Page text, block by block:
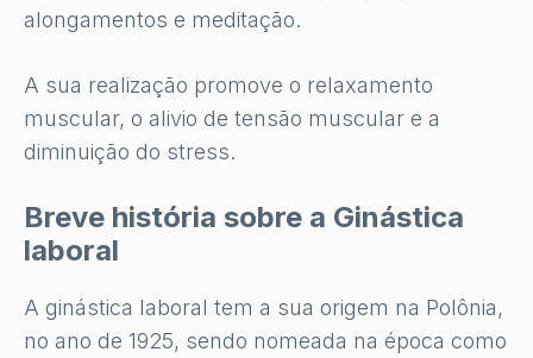
alongamentos e meditação.
A sua realização promove o relaxamento
muscular, o alivio de tensão muscular e a
diminuição do stress.
Breve história sobre a Ginástica
laboral
A ginástica laboral tem a sua origem na Polônia,
no ano de 1925, sendo nomeada na época como